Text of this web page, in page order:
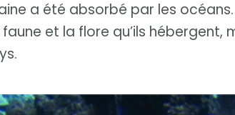
a été absorbé par les
et la flore qu’ils hébergent,